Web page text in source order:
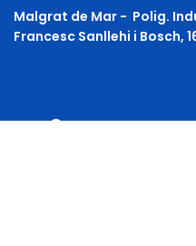
Malgrat de Mar - Polig.
Francesc Sanllehi i Bosch,